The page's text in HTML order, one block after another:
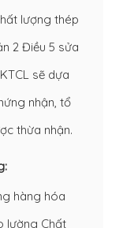
lượng thép
2 Điều 5 sửa
sẽ dựa
nhận, tổ
thừa nhận.
hàng hóa
lường Chất